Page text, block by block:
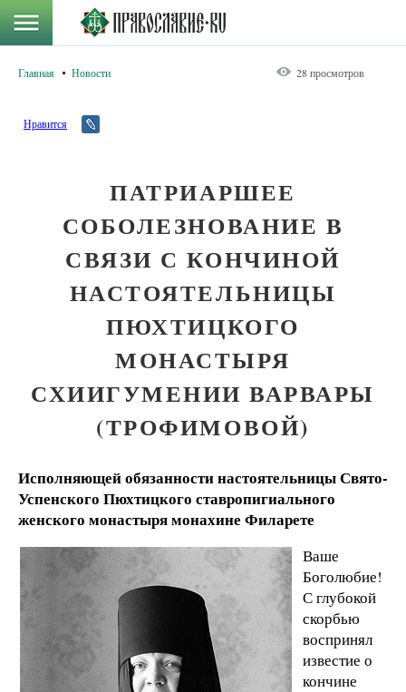
Главная Новости 28 просмотров
Нравится
ПАТРИАРШЕЕ
СОБОЛЕЗНОВАНИЕ В
СВЯЗИ С КОНЧИНОЙ
НАСТОЯТЕЛЬНИЦЫ
ПЮХТИЦКОГО
МОНАСТЫРЯ
СХИИГУМЕНИИ ВАРВАРЫ
(ТРОФИМОВОЙ)
Исполняющей обязанности настоятельницы Свято-
Успенского Пюхтицкого ставропигиального
женского монастыря монахине Филарете
Ваше
Боголюбие!
С глубокой
скорбью
воспринял
известие о
кончине